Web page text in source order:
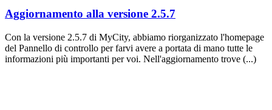
Aggiornamento alla versione 2.5.7
Con la versione 2.5.7 di MyCity, abbiamo riorganizzato l'homepage
del Pannello di controllo per farvi avere a portata di mano tutte le
informazioni più importanti per voi. Nell'aggiornamento trove (...)